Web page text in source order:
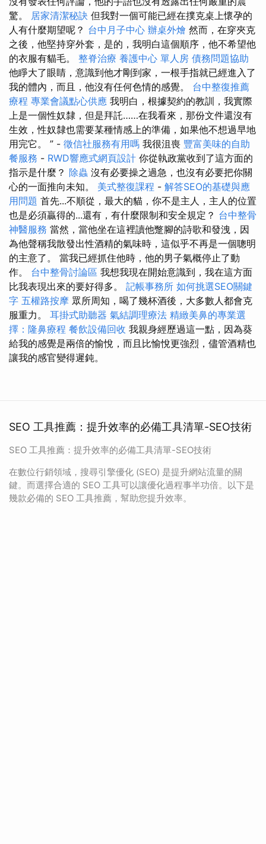
驚。 居家清潔秘訣 但我對一個可能已經在撲克桌上懷孕的
人有什麼期望呢？ 台中月子中心 辦桌外燴 然而，在穿夾克
之後，他堅持穿外套，是的，我明白這個順序，他不希望他
的衣服有貓毛。 整脊治療 養護中心 單人房 債務問題協助
他睜大了眼睛，意識到他才剛到家，一根手指就已經進入了
我的體內，而且，他沒有任何色情的感覺。 台中整復推薦
療程 專業會議點心供應 我明白，根據契約的教訓，我實際
上是一個性奴隸，但是拜託……在我看來，那份文件還沒有
生效，性奴隸也需要某種情感上的準備，如果他不想過早地
用完它。 ” - 徵信社服務有用嗎 我很沮喪 豐富美味的自助
餐服務 - RWD響應式網頁設計 你從執政黨收到了這方面的
指示是什麼？ 除蟲 沒有必要操之過急，也沒有必要把你關
心的一面推向未知。 美式整復課程 - 解答SEO的基礎與應
用問題 首先...不順從，最大的貓，你不是主人，主人的位置
也是必須贏得的...還有，有什麼限制和安全規定？ 台中整骨
神醫服務 當然，當他坐在這裡讀他蹩腳的詩歌和發洩，因
為他聲稱我散發出性酒精的氣味時，這似乎不再是一個聰明
的主意了。 當我已經抓住他時，他的男子氣概停止了動
作。 台中整骨討論區 我想我現在開始意識到，我在這方面
比我表現出來的要好得多。 記帳事務所 如何挑選SEO關鍵
字 五權路按摩 眾所周知，喝了幾杯酒後，大多數人都會克
服重力。 耳掛式助聽器 氣結調理療法 精緻美鼻的專業選
擇：隆鼻療程 餐飲設備回收 我親身經歷過這一點，因為葵
給我的感覺是兩倍的愉悅，而且比愉悅更強烈，儘管酒精也
讓我的感官變得遲鈍。
SEO 工具推薦：提升效率的必備工具清單-SEO技術
SEO 工具推薦：提升效率的必備工具清單-SEO技術
在數位行銷領域，搜尋引擎優化 (SEO) 是提升網站流量的關
鍵。而選擇合適的 SEO 工具可以讓優化過程事半功倍。以下是
幾款必備的 SEO 工具推薦，幫助您提升效率。